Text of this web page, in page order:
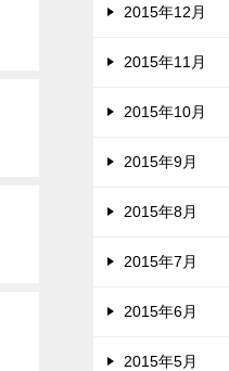
2015年12月
2015年11月
2015年10月
2015年9月
2015年8月
2015年7月
2015年6月
2015年5月